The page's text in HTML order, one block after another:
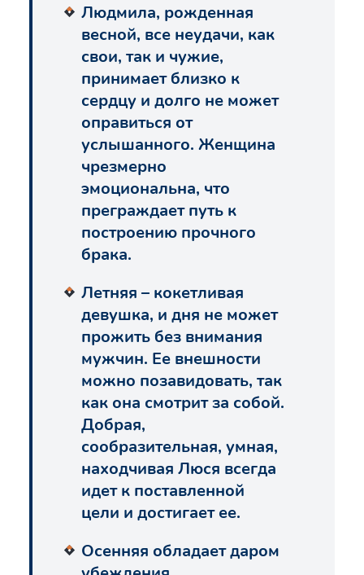
Людмила, рожденная
весной, все неудачи, как
свои, так и чужие,
принимает близко к
сердцу и долго не может
оправиться от
услышанного. Женщина
чрезмерно
эмоциональна, что
преграждает путь к
построению прочного
брака.
Летняя – кокетливая
девушка, и дня не может
прожить без внимания
мужчин. Ее внешности
можно позавидовать, так
как она смотрит за собой.
Добрая,
сообразительная, умная,
находчивая Люся всегда
идет к поставленной
цели и достигает ее.
Осенняя обладает даром